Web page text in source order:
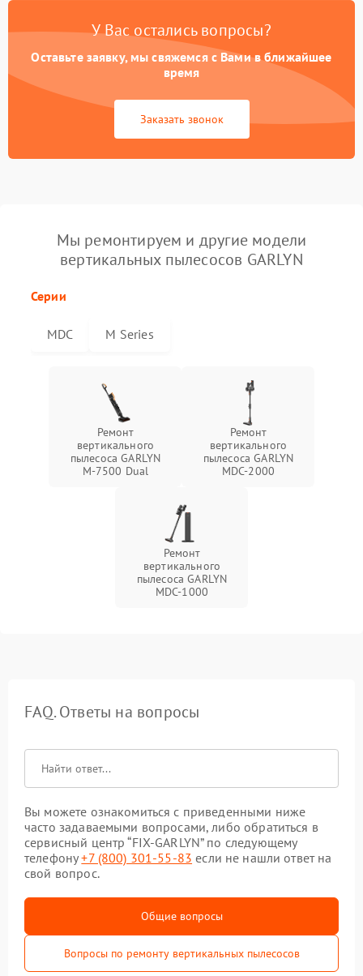
У Вас остались вопросы?
Оставьте заявку, мы свяжемся с Вами в ближайшее
время
Заказать звонок
Мы ремонтируем и другие модели
вертикальных пылесосов GARLYN
Серии
MDC M Series
Ремонт
вертикального
пылесоса GARLYN
M-7500 Dual
Ремонт
вертикального
пылесоса GARLYN
MDC-2000
Ремонт
вертикального
пылесоса GARLYN
MDC-1000
FAQ. Ответы на вопросы
Вы можете ознакомиться с приведенными ниже
часто задаваемыми вопросами, либо обратиться в
сервисный центр “FIX-GARLYN” по следующему
телефону+7 (800) 301-55-83 если не нашли ответ на
свой вопрос.
Общие вопросы
Вопросы по ремонту вертикальных пылесосов